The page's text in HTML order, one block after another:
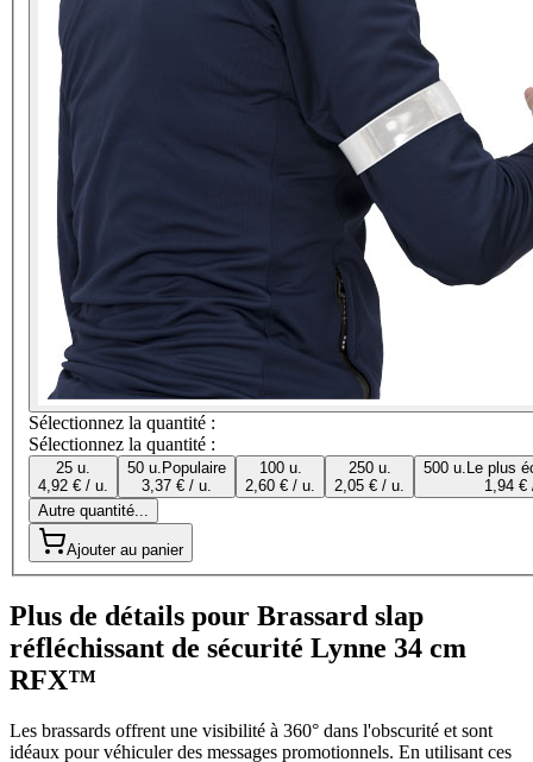
Sélectionnez la quantité :
Sélectionnez la quantité :
25 u.
4,92 € / u.
50 u. Populaire
3,37 € / u.
100 u.
2,60 € / u.
250 u.
2,05 € / u.
500 u. Le plus
1,94 €
Autre quantité...
Ajouter au panier
Plus de détails pour Brassard slap
réfléchissant de sécurité Lynne 34 cm
RFX™
Les brassards offrent une visibilité à 360° dans l'obscurité et sont
idéaux pour véhiculer des messages promotionnels. En utilisant ces